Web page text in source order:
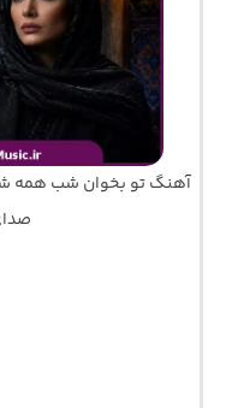
آهنگ تو بخوان شب همه